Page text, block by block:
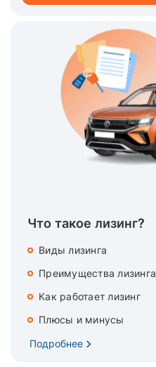
Что такое лизинг?
Виды лизинга
Преимущества лизинга
Как работает лизинг
Плюсы и минусы
Подробнее